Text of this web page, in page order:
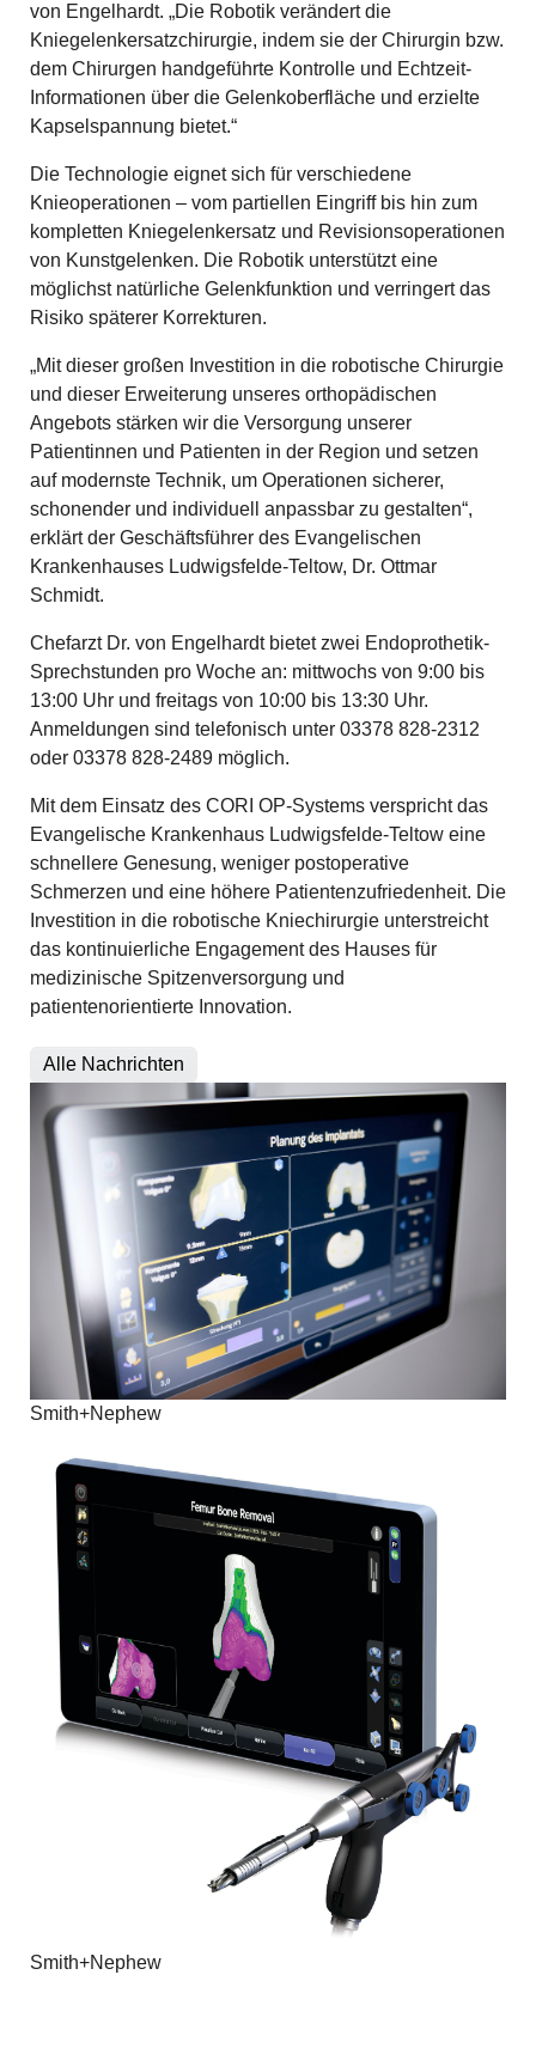
von Engelhardt. „Die Robotik verändert die
Kniegelenkersatzchirurgie, indem sie der Chirurgin bzw.
dem Chirurgen handgeführte Kontrolle und Echtzeit-
Informationen über die Gelenkoberfläche und erzielte
Kapselspannung bietet.“
Die Technologie eignet sich für verschiedene
Knieoperationen – vom partiellen Eingriff bis hin zum
kompletten Kniegelenkersatz und Revisionsoperationen
von Kunstgelenken. Die Robotik unterstützt eine
möglichst natürliche Gelenkfunktion und verringert das
Risiko späterer Korrekturen.
„Mit dieser großen Investition in die robotische Chirurgie
und dieser Erweiterung unseres orthopädischen
Angebots stärken wir die Versorgung unserer
Patientinnen und Patienten in der Region und setzen
auf modernste Technik, um Operationen sicherer,
schonender und individuell anpassbar zu gestalten“,
erklärt der Geschäftsführer des Evangelischen
Krankenhauses Ludwigsfelde-Teltow, Dr. Ottmar
Schmidt.
Chefarzt Dr. von Engelhardt bietet zwei Endoprothetik-
Sprechstunden pro Woche an: mittwochs von 9:00 bis
13:00 Uhr und freitags von 10:00 bis 13:30 Uhr.
Anmeldungen sind telefonisch unter 03378 828-2312
oder 03378 828-2489 möglich.
Mit dem Einsatz des CORI OP-Systems verspricht das
Evangelische Krankenhaus Ludwigsfelde-Teltow eine
schnellere Genesung, weniger postoperative
Schmerzen und eine höhere Patientenzufriedenheit. Die
Investition in die robotische Kniechirurgie unterstreicht
das kontinuierliche Engagement des Hauses für
medizinische Spitzenversorgung und
patientenorientierte Innovation.
Alle Nachrichten
Smith+Nephew
Smith+Nephew